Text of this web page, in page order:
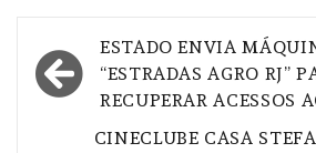
Navegação
de
ESTADO ENVIA
“ESTRADAS AGRO RJ”
RECUPERAR ACESSOS
CINECLUBE CASA